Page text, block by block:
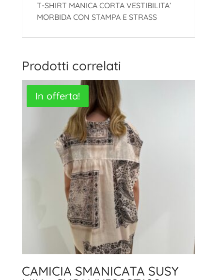
T-SHIRT MANICA CORTA VESTIBILITA’
MORBIDA CON STAMPA E STRASS
Prodotti correlati
In offerta!
CAMICIA SMANICATA SUSY